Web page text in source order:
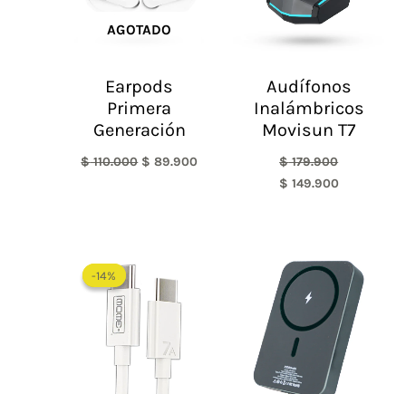
AGOTADO
Earpods
Primera
Generación
$110.000 $ 89.900
Audífonos
Inalámbricos
Movisun T7
$179.900
$ 149.900
-14%
-14%
original
era: